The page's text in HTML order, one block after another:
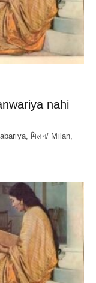
nahi
मिलन/ Milan,